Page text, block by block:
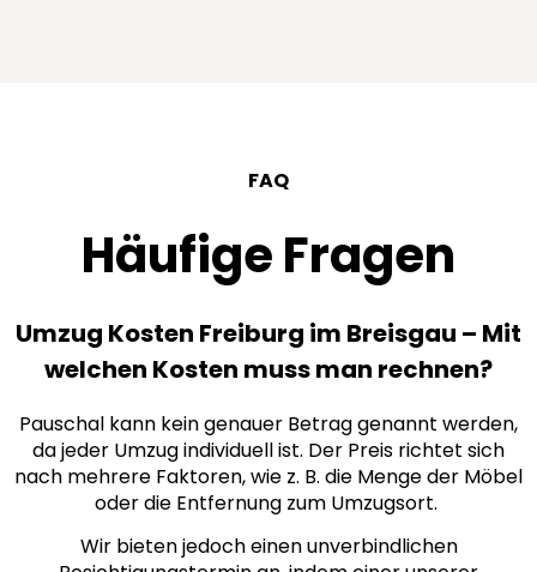
FAQ
Häufige Fragen
Umzug Kosten Freiburg im Breisgau – Mit
welchen Kosten muss man rechnen?
Pauschal kann kein genauer Betrag genannt werden,
da jeder Umzug individuell ist. Der Preis richtet sich
nach mehrere Faktoren, wie z. B. die Menge der Möbel
oder die Entfernung zum Umzugsort.
Wir bieten jedoch einen unverbindlichen